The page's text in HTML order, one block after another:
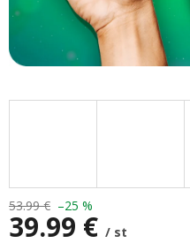
53.99 € –25 %
39.99 € / st